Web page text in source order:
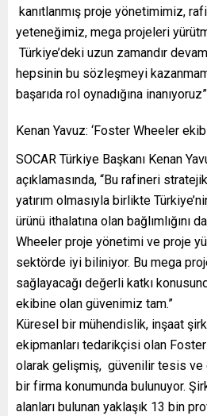
kanıtlanmış proje yönetimimiz,
yeteneğimiz, mega projeleri
Türkiye’deki uzun zamandır
hepsinin bu sözleşmeyi
başarıda rol oynadığına
Kenan Yavuz: ‘Foster Wheeler
SOCAR Türkiye Başkanı Kenan
açıklamasında, “Bu rafineri
yatırım olmasıyla birlikte
ürünü ithalatına olan bağlımlığını
Wheeler proje yönetimi ve proje
sektörde iyi biliniyor. Bu mega
sağlayacağı değerli katkı
ekibine olan güvenimiz tam.”
Küresel bir mühendislik, inşaat
ekipmanları tedarikçisi olan
olarak gelişmiş, güvenilir tesis ve
bir firma konumunda bulunuyor.
alanları bulunan yaklaşık 13 bin